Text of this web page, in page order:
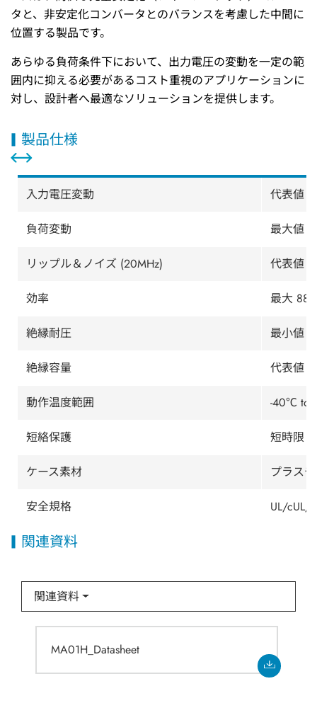
タと、非安定化コンバータとのバランスを考慮した中間に
位置する製品です。
あらゆる負荷条件下において、出力電圧の変動を一定の範
囲内に抑える必要があるコスト重視のアプリケーションに
対し、設計者へ最適なソリューションを提供します。
製品仕様
入力電圧変動 代表値
負荷変動 最大値
リップル＆ノイズ (20MHz) 代表値
効率 最大 88%
絶縁耐圧 最小値
絶縁容量 代表値
動作温度範囲 -40℃ to
短絡保護 短時限
ケース素材 プラス
安全規格 UL/cUL/
関連資料
関連資料
MA01H_Datasheet